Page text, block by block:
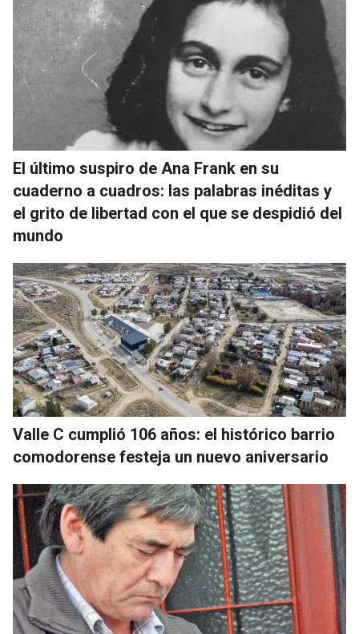
El último suspiro de Ana Frank en su
cuaderno a cuadros: las palabras inéditas y
el grito de libertad con el que se despidió del
mundo
Valle C cumplió 106 años: el histórico barrio
comodorense festeja un nuevo aniversario